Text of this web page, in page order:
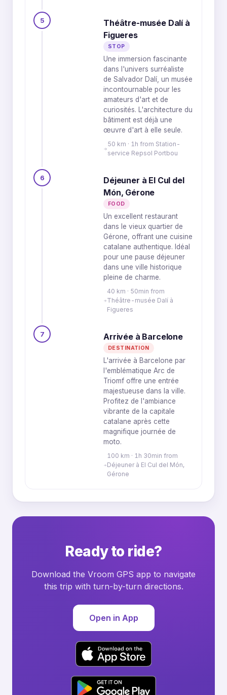
5
Théâtre-musée Dalí à
Figueres
STOP
Une immersion fascinante
dans l'univers surréaliste
de Salvador Dalí, un musée
incontournable pour les
amateurs d'art et de
curiosités. L'architecture du
bâtiment est déjà une
œuvre d'art à elle seule.
50 km · 1h from Station-
service Repsol Portbou
6
Déjeuner à El Cul del
Món, Gérone
FOOD
Un excellent restaurant
dans le vieux quartier de
Gérone, offrant une cuisine
catalane authentique. Idéal
pour une pause déjeuner
dans une ville historique
pleine de charme.
40 km · 50min from
Théâtre-musée Dalí à
Figueres
7 Arrivée à Barcelone
DESTINATION
L'arrivée à Barcelone par
l'emblématique Arc de
Triomf offre une entrée
majestueuse dans la ville.
Profitez de l'ambiance
vibrante de la capitale
catalane après cette
magnifique journée de
moto.
100 km · 1h 30min from
Déjeuner à El Cul del Món,
Gérone
Ready to ride?
Download the Vroom GPS app to navigate
this trip with turn-by-turn directions.
Open in App